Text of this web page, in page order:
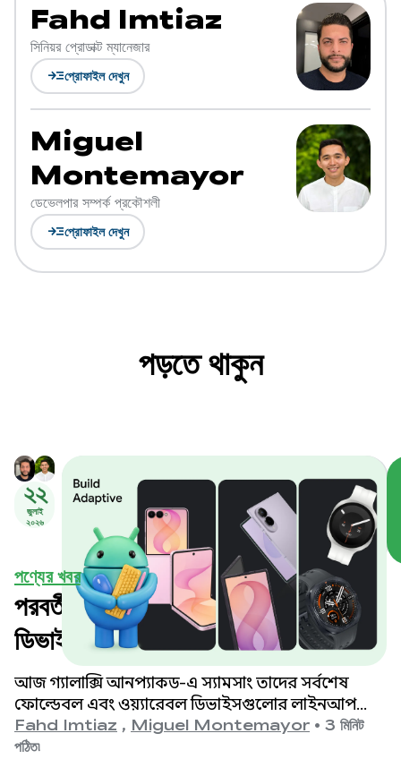
Fahd Imtiaz
সিনিয়র প্রোডাক্ট ম্যানেজার
read_moreপ্রোফাইল দেখুন
Miguel
Montemayor
ডেভেলপার সম্পর্ক প্রকৌশলী
read_moreপ্রোফাইল দেখুন
পড়তে থাকুন
২২
জুলাই
২০২৬
পণ্যের খবর
পরবর্তী প্রজন্মের স্যামসাং গ্যালাক্সি
ডিভাইসগুলোর জন্য আপনার অ্যাপগুলোকে
অপ্টিমাইজ করুন।
আজ গ্যালাক্সি আনপ্যাকড-এ স্যামসাং তাদের সর্বশেষ
ফোল্ডেবল এবং ওয়্যারেবল ডিভাইসগুলোর লাইনআপ
উন্মোচন করেছে। ডেভেলপারদের জন্য এর অর্থ হলো,
আপনার অ্যাপকে যে বিভিন্ন ধরনের ফর্ম ফ্যাক্টর, স্ক্রিন
Fahd Imtiaz , Miguel Montemayor • 3 মিনিট
পঠিত৷